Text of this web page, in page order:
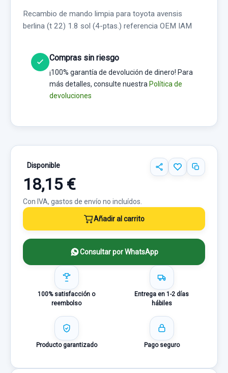
Recambio de mando limpia para toyota avensis
berlina (t 22) 1.8 sol (4-ptas.) referencia OEM IAM
Compras sin riesgo
¡100% garantía de devolución de dinero! Para
más detalles, consulte nuestra Política de
devoluciones
Disponible
18,15 €
Con IVA, gastos de envío no incluídos.
Añadir al carrito
Consultar por WhatsApp
100% satisfacción o
reembolso
Entrega en 1-2 días
hábiles
Producto garantizado Pago seguro